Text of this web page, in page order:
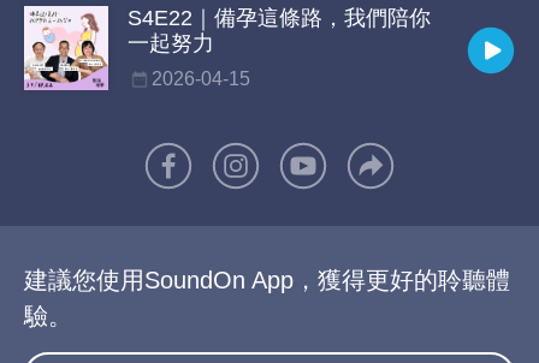
S4E22｜備孕這條路，我們陪你
一起努力
2026-04-15
建議您使用SoundOn App，獲得更好的聆聽體
驗。